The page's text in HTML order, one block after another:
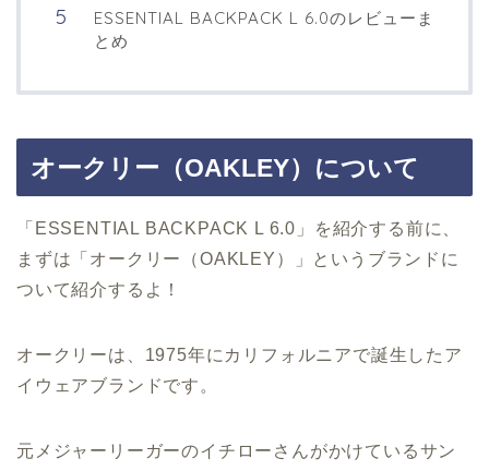
ESSENTIAL BACKPACK L 6.0のレビューま
とめ
オークリー（OAKLEY）について
「ESSENTIAL BACKPACK L 6.0」を紹介する前に、
まずは「オークリー（OAKLEY）」というブランドに
ついて紹介するよ！
オークリーは、1975年にカリフォルニアで誕生したア
イウェアブランドです。
元メジャーリーガーのイチローさんがかけているサン